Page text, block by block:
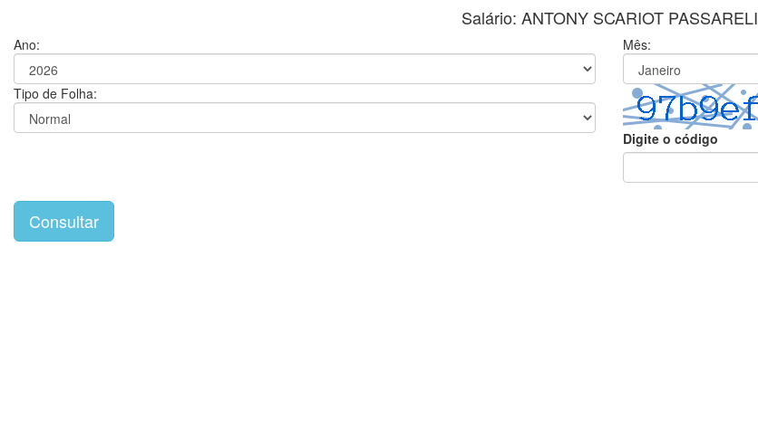
Salário: ANTONY SCARIOT PASSARELI
Ano: Mês:
Tipo de Folha:
Digite o código